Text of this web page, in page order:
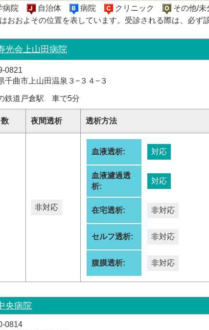
病院 自治体 病院 クリニック
その他/未
おおよその位置を表しています。受診される際は、必ず
光会上山田病院
0821
千曲市上山田温泉３−３４−３
鉄道戸倉駅 車で5分
夜間透析 透析方法
非対応
血液透析: 対応
血液濾過透
析:
対応
在宅透析: 非対応
セルフ透析: 非対応
腹膜透析: 非対応
央病院
0814